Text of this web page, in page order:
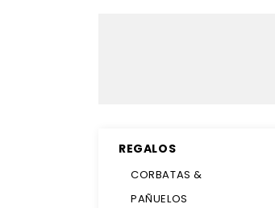
REGALOS
CORBATAS &
PAÑUELOS